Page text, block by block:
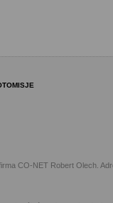
CO-NET Robert Olech.